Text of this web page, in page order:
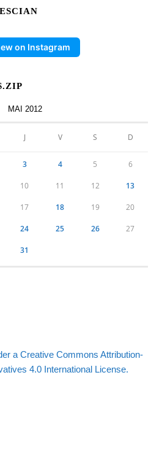
on Instagram
MAI 2012
J V S D
3 4 5 6
10 11 12 13
17 18 19 20
24 25 26 27
31
a Creative Commons Attribution-
4.0 International License.